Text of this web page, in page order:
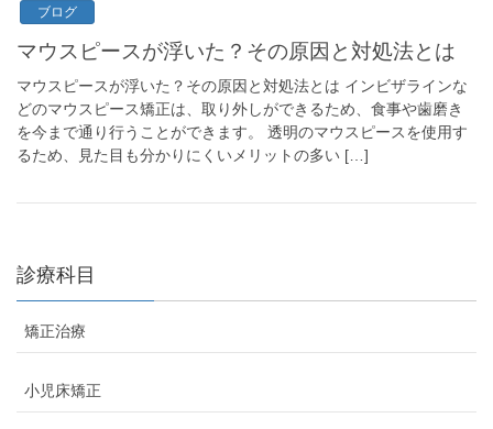
ブログ
マウスピースが浮いた？その原因と対処法とは
マウスピースが浮いた？その原因と対処法とは インビザラインな
どのマウスピース矯正は、取り外しができるため、食事や歯磨き
を今まで通り行うことができます。 透明のマウスピースを使用す
るため、見た目も分かりにくいメリットの多い […]
診療科目
矯正治療
小児床矯正